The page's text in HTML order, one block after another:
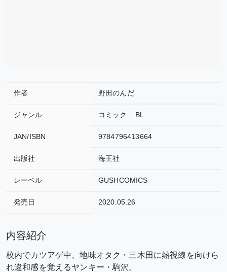
作者 野田のんだ
ジャンル コミック BL
JAN/ISBN 9784796413664
出版社 海王社
レーベル GUSHCOMICS
発売日 2020.05.26
内容紹介
校内でカツアゲ中、地味オタク・三木田に熱視線を向けら
れ違和感を覚えるヤンキー・駒沢。